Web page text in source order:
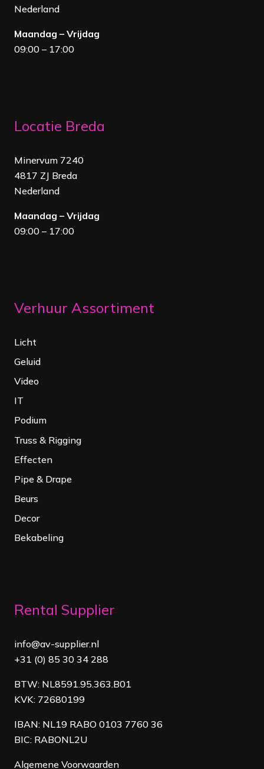
Nederland
Maandag – Vrijdag
09:00 – 17:00
Locatie Breda
Minervum 7240
4817 ZJ Breda
Nederland
Maandag – Vrijdag
09:00 – 17:00
Verhuur Assortiment
Licht
Geluid
Video
IT
Podium
Truss & Rigging
Effecten
Pipe & Drape
Beurs
Decor
Bekabeling
Rental Supplier
info@av-supplier.nl
+31 (0) 85 30 34 288
BTW: NL8591.95.363.B01
KVK: 72680199
IBAN: NL19 RABO 0103 7760 36
BIC: RABONL2U
Algemene Voorwaarden